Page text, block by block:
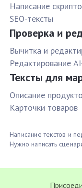
Написание
SEO-тексты
Проверка и
Вычитка и
Редактирование
Тексты для
Описание
Карточки товаров
Написание текстов и
Нужно написать